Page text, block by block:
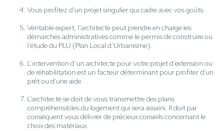
Vous profitez d'un projet singulier qui cadre avec vos goûts.
Véritable expert, l'architecte peut prendre en charge les
démarches administratives comme le permis de construire ou
l’étude du PLU (Plan Local d’Urbanisme).
L’intervention d’un architecte pour votre projet d'extension ou
de réhabilitation est un facteur déterminant pour profiter d'un
prêt ou d'une aide.
L’architecte se doit de vous transmettre des plans
compréhensibles du logement qui sera assaini. Il doit par
conséquent vous délivrer de précieux conseils concernant le
choix des matériaux.